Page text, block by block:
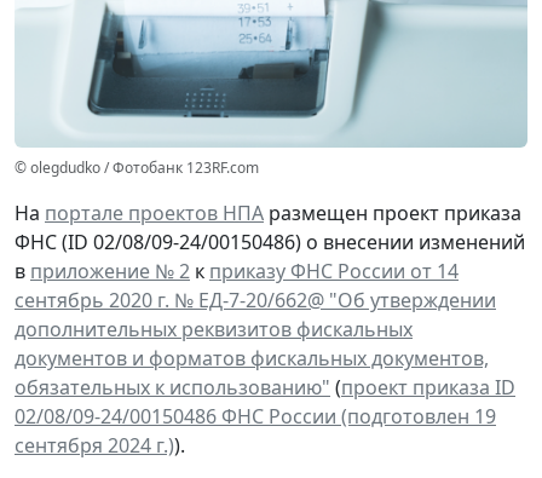
© olegdudko / Фотобанк 123RF.com
На портале проектов НПА размещен проект приказа
ФНС (ID 02/08/09-24/00150486) о внесении изменений
в приложение № 2 к приказу ФНС России от 14
сентябрь 2020 г. № ЕД-7-20/662@ "Об утверждении
дополнительных реквизитов фискальных
документов и форматов фискальных документов,
обязательных к использованию" (проект приказа ID
02/08/09-24/00150486 ФНС России (подготовлен 19
сентября 2024 г.)).